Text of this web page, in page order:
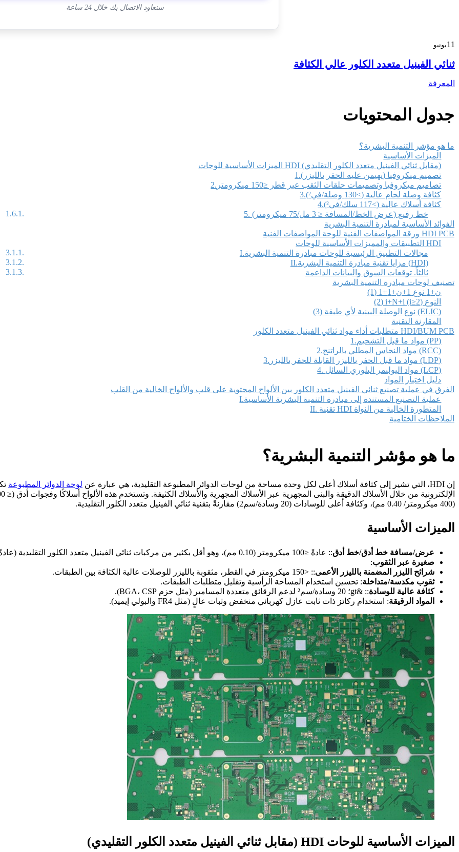
سنعاود الاتصال بك خلال 24 ساعة
11يونيو
ثنائي الفينيل متعدد الكلور عالي الكثافة
المعرفة
جدول المحتويات
ما هو مؤشر التنمية البشرية؟
الميزات الأساسية
الميزات الأساسية للوحات HDI (مقابل ثنائي الفينيل متعدد الكلور التقليدي)
1.تصميم ميكروفيا (يهيمن عليه الحفر بالليزر)
2.تصاميم ميكروفيا وتصميمات حلقات الثقب عبر قطر ≤150 ميكرومتر
3.كثافة وصلة لحام عالية (>130 وصلة/في²)
4.كثافة أسلاك عالية (>117 سلك/في²)
5. خط رفيع (عرض الخط/المسافة ≤ 3 مل/75 ميكرومتر)
الفوائد الأساسية لمبادرة التنمية البشرية
ورقة المواصفات الفنية للوحة المواصفات الفنية HDI PCB
التطبيقات والمميزات الأساسية للوحات HDI
I.مجالات التطبيق الرئيسية للوحات مبادرة التنمية البشرية
II.مزايا تقنية مبادرة التنمية البشرية (HDI)
ثالثاً. توقعات السوق والبيانات الداعمة
تصنيف لوحات مبادرة التنمية البشرية
(1) 1+ن+1 نوع 1+ن+1
(2) i+N+i (i≥2) النوع
(3) نوع الوصلة البينية لأي طبقة (ELIC)
المقارنة التقنية
متطلبات أداء مواد ثنائي الفينيل متعدد الكلور HDI/BUM PCB
1.مواد ما قبل التشحيم (PP)
2.مواد النحاس المطلي بالراتنج (RCC)
3.مواد ما قبل الحفر بالليزر القابلة للحفر بالليزر (LDP)
4. مواد البوليمر البلوري السائل (LCP)
دليل اختيار المواد
الفرق في عملية تصنيع ثنائي الفينيل متعدد الكلور بين الألواح المحتوية على قلب والألواح الخالية من القلب
I.عملية التصنيع المستندة إلى مبادرة التنمية البشرية الأساسية
II. تقنية HDI المتطورة الخالية من النواة
الملاحظات الختامية
ما هو مؤشر التنمية البشرية؟
إن HDI، التي تشير إلى كثافة أسلاك أعلى لكل وحدة مساحة من لوحات الدوائر المطبوعة التقليدية، هي عبارة عن لوحة الدوائر المطبوعة
(400 ميكرومتر/ 0.40 مم)، وكثافة أعلى للوسادات (20 وسادة/سم2) مقارنةً بتقنية ثنائي الفينيل متعدد الكلور التقليدية.
الميزات الأساسية
عرض/مسافة خط أدق/خط أدق:: عادةً ≤100 ميكرومتر (0.10 مم)، وهو أقل بكثير من مركبات ثنائي الفينيل متعدد الكلور التقليدية (عادةً 150 ميكرومتر فأكثر).
صغيرة عبر الثقوب:
شرائح الليزر المضمنة بالليزر الأعمى:: <150 ميكرومتر في القطر، مثقوبة بالليزر للوصلات عالية الكثافة بين الطبقات.
ثقوب مكدسة/متداخلة: تحسين استخدام المساحة الرأسية وتقليل متطلبات الطبقات.
كثافة عالية للوسادة:: &gt؛ 20 وسادة/سم² لدعم الرقائق متعددة المسامير (مثل حزم BGA، CSP).
المواد الرقيقة: استخدام ركائز ذات ثابت عازل كهربائي منخفض وثبات عالٍ (مثل FR4 والبولي إيميد).
الميزات الأساسية للوحات HDI (مقابل ثنائي الفينيل متعدد الكلور التقليدي)